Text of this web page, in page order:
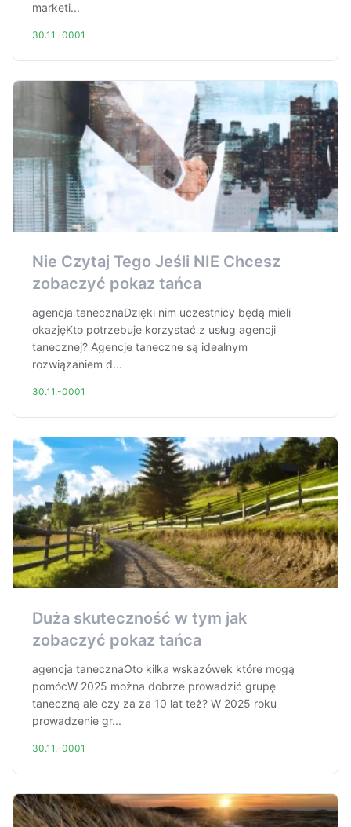
marketi...
30.11.-0001
Nie Czytaj Tego Jeśli NIE Chcesz
zobaczyć pokaz tańca
agencja tanecznaDzięki nim uczestnicy będą mieli
okazjęKto potrzebuje korzystać z usług agencji
tanecznej? Agencje taneczne są idealnym
rozwiązaniem d...
30.11.-0001
Duża skuteczność w tym jak
zobaczyć pokaz tańca
agencja tanecznaOto kilka wskazówek które mogą
pomócW 2025 można dobrze prowadzić grupę
taneczną ale czy za za 10 lat też? W 2025 roku
prowadzenie gr...
30.11.-0001